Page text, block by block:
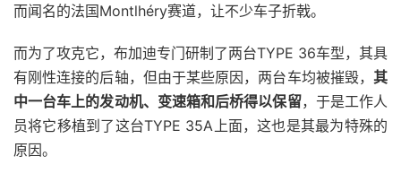
而闻名的法国Montlhéry赛道，让不少车子折戟。
而为了攻克它，布加迪专门研制了两台TYPE 36车型，其具
有刚性连接的后轴，但由于某些原因，两台车均被摧毁， 其
中一台车上的发动机、变速箱和后桥得以保留，于是工作人
员将它移植到了这台TYPE 35A上面，这也是其最为特殊的
原因。